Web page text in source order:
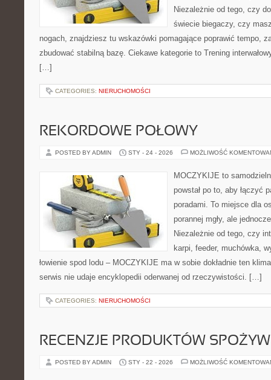
Niezależnie od tego, czy
świecie biegaczy, czy
nogach, znajdziesz tu wskazówki pomagające poprawić tempo,
zbudować stabilną bazę. Ciekawe kategorie to Trening
[…]
CATEGORIES: NIERUCHOMOŚCI
REKORDOWE POŁOWY
POSTED BY ADMIN STY - 24 - 2026 MOŻLIWOŚĆ
MOCZYKIJE to
powstał po to, aby łączyć
poradami. To miejsce dla
porannej mgły, ale
Niezależnie od tego, czy
karpi, feeder, muchówka,
łowienie spod lodu – MOCZYKIJE ma w sobie dokładnie ten
serwis nie udaje encyklopedii oderwanej od rzeczywistości. […]
CATEGORIES: NIERUCHOMOŚCI
RECENZJE PRODUKTÓW
POSTED BY ADMIN STY - 22 - 2026 MOŻLIWOŚĆ